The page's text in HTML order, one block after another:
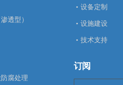
透型）
腐处理
设备定制
设施建设
技术支持
订阅